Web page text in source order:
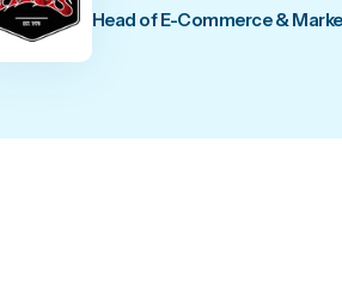
Head of E-Commerce &